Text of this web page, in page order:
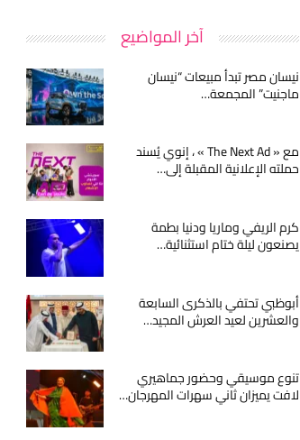
آخر المواضيع
نيسان مصر تبدأ مبيعات “نيسان
ماجنيت” المجمعة…
مع « The Next Ad » ، إنوي يُسند
حملته الإعلانية المقبلة إلى…
كرم الريفي وماريا ودنيا بطمة
يصنعون ليلة ختام استثنائية…
أبوظبي تحتفي بالذكرى السابعة
والعشرين لعيد العرش المجيد…
تنوع موسيقي وحضور جماهيري
لافت يميزان ثاني سهرات المهرجان…